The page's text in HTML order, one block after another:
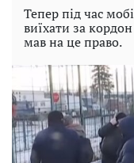
Тепер під час
виїхати за
мав на це право.